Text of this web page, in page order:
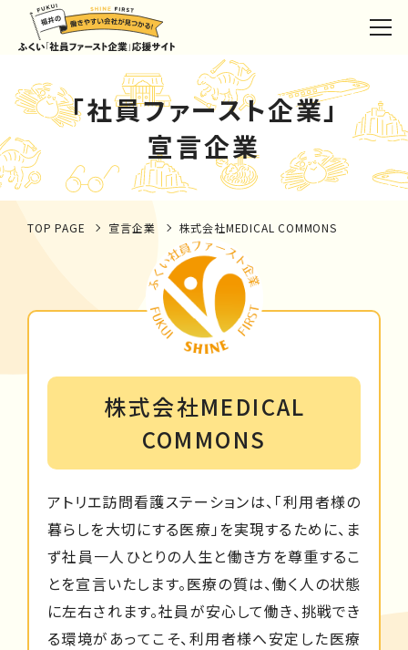
「社員ファースト企業」
宣言企業
TOP PAGE 宣言企業 株式会社MEDICAL COMMONS
株式会社MEDICAL
COMMONS
アトリエ訪問看護ステーションは、「利用者様の
暮らしを大切にする医療」を実現するために、ま
ず社員一人ひとりの人生と働き方を尊重するこ
とを宣言いたします。医療の質は、働く人の状態
に左右されます。社員が安心して働き、挑戦でき
る環境があってこそ、利用者様へ安定した医療